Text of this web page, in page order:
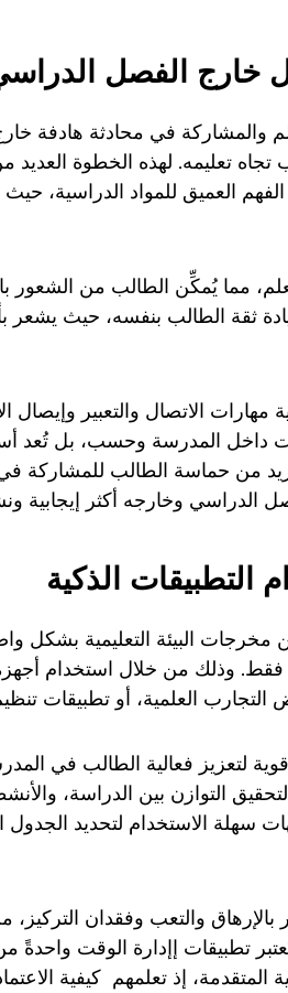
خارج الفصل
والمشاركة في محادثة هادفة
تعليمه. لهذه الخطوة العديد من
العميق للمواد الدراسية،
مما يُمكِّن الطالب من الشعور
ثقة الطالب بنفسه، حيث يشعر
مهارات الاتصال والتعبير وإيصال
داخل المدرسة وحسب، بل تُعد
يزيد من حماسة الطالب للمشاركة
الدراسي وخارجه أكثر إيجابية
التطبيقات الذكية
البيئة التعليمية بشكل
فقط. وذلك من خلال استخدام
العلمية، أو تطبيقات
قوية لتعزيز فعالية الطالب في
التوازن بين الدراسة،
سهلة الاستخدام لتحديد الجدول
والتعب وفقدان
تطبيقات إإدارة الوقت واحدةً
المتقدمة، إذ تعلمهم كيفية